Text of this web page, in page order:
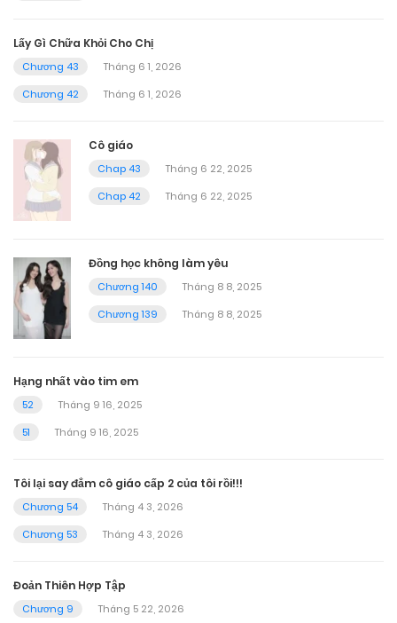
Lấy Gì Chữa Khỏi Cho Chị
Chương 43
Tháng 6 1, 2026
Chương 42
Tháng 6 1, 2026
Cô giáo
Chap 43
Tháng 6 22, 2025
Chap 42
Tháng 6 22, 2025
Đồng học không làm yêu
Chương 140
Tháng 8 8, 2025
Chương 139
Tháng 8 8, 2025
Hạng nhất vào tim em
52
Tháng 9 16, 2025
51
Tháng 9 16, 2025
Tôi lại say đắm cô giáo cấp 2 của tôi rồi!!!
Chương 54
Tháng 4 3, 2026
Chương 53
Tháng 4 3, 2026
Đoản Thiên Hợp Tập
Chương 9 Tháng 5 22, 2026